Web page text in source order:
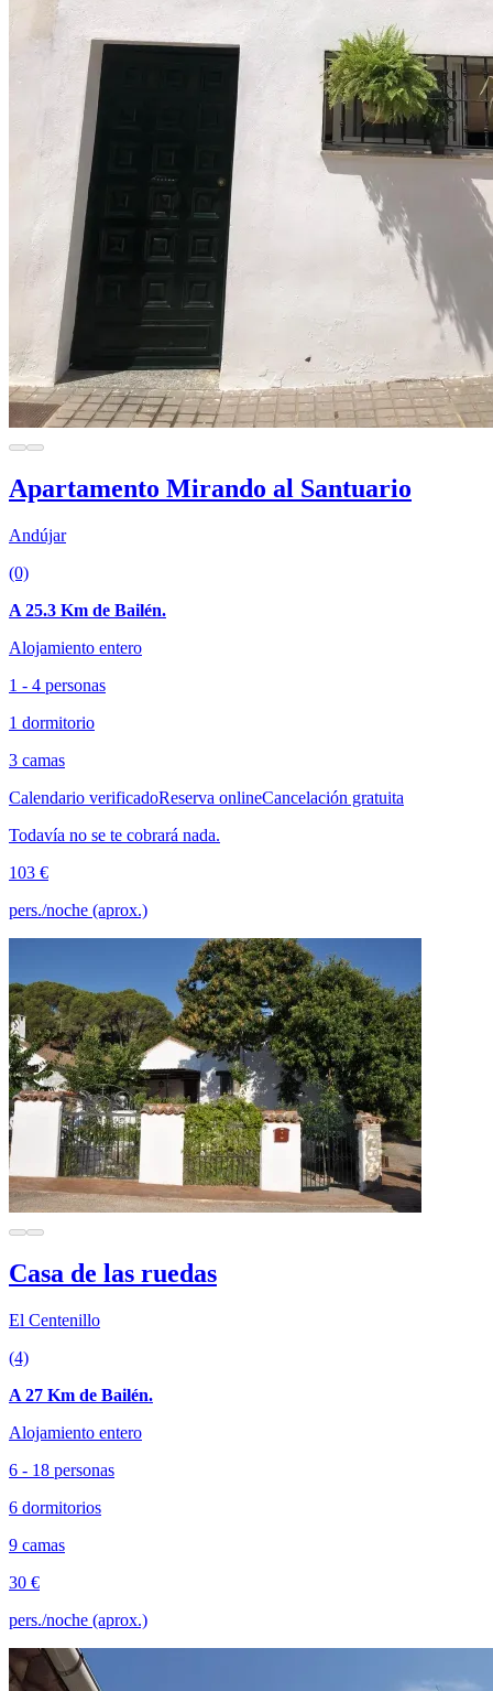
Apartamento Mirando al Santuario
Andújar
(0)
A 25.3 Km de Bailén.
Alojamiento entero
1 - 4 personas
1 dormitorio
3 camas
Calendario verificadoReserva onlineCancelación gratuita
Todavía no se te cobrará nada.
103 €
pers./noche (aprox.)
Casa de las ruedas
El Centenillo
(4)
A 27 Km de Bailén.
Alojamiento entero
6 - 18 personas
6 dormitorios
9 camas
30 €
pers./noche (aprox.)